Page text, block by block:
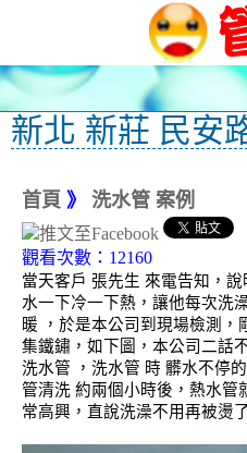
新北 新莊 民安
首頁 》 洗水管 案例
觀看次數：12160
當天客戶 張先生 來電告知，
水一下冷一下熱，讓他每次洗
暖 ，於是本公司到現場檢測，
集鐵鏽，如下圖，本公司二話
洗水管 ，洗水管 時 髒水不停
管清洗 約兩個小時後，熱水管
常高興，直說洗澡不用再被燙